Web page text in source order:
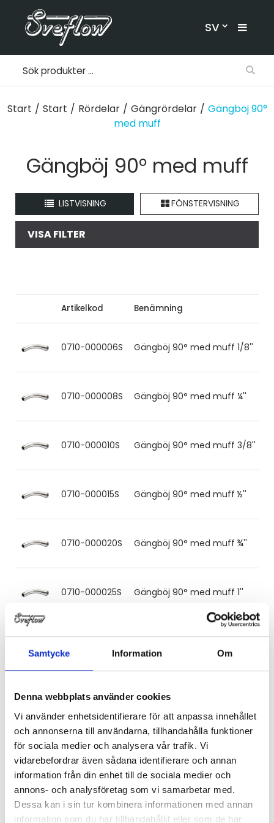
Samtycke Information Om
Denna webbplats använder cookies
Vi använder enhetsidentifierare för att anpassa innehållet
och annonserna till användarna, tillhandahålla funktioner
för sociala medier och analysera vår trafik. Vi
vidarebefordrar även sådana identifierare och annan
information från din enhet till de sociala medier och
annons- och analysföretag som vi samarbetar med.
Dessa kan i sin tur kombinera informationen med annan
information som du har tillhandahållit eller som de har
SV
Start / Start / Rördelar / Gängrördelar / Gängböj 90°
med muff
Gängböj 90° med muff
LISTVISNING FÖNSTERVISNING
VISA FILTER
Artikelkod Benämning
0710-000006S Gängböj 90° med muff 1/8''
0710-000008S Gängböj 90° med muff ¼''
0710-000010S Gängböj 90° med muff 3/8''
0710-000015S Gängböj 90° med muff ½''
0710-000020S Gängböj 90° med muff ¾''
0710-000025S Gängböj 90° med muff 1''
0710-000032S Gängböj 90° med muff 1 ¼''
Gängböj 90° med muff 2''
0710-000065S Gängböj 90° med muff 2 ½''